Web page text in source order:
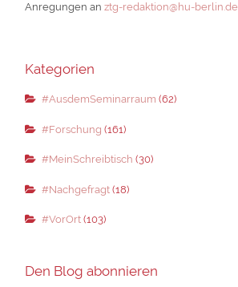
Anregungen anztg-redaktion@hu-berlin.de
Kategorien
#AusdemSeminarraum (62)
#Forschung (161)
#MeinSchreibtisch (30)
#Nachgefragt(18)
#VorOrt(103)
Den Blog abonnieren